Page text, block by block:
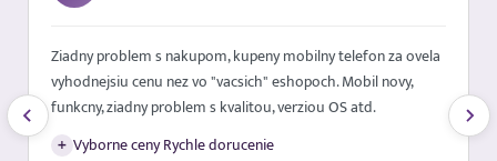
Ziadny problem s nakupom, kupeny mobilny telefon za ovela
vyhodnejsiu cenu nez vo "vacsich" eshopoch. Mobil novy,
funkcny, ziadny problem s kvalitou, verziou OS atd.
+ Vyborne ceny Rychle dorucenie